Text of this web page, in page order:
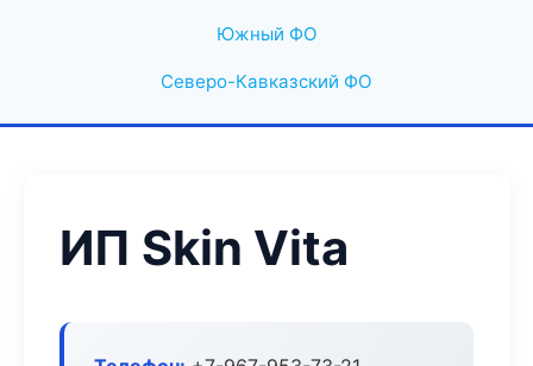
Южный ФО
Северо-Кавказский ФО
ИП Skin Vita